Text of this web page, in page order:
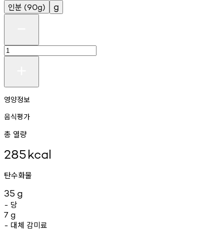
인분 (90g) g
영양정보
음식평가
총 열량
285kcal
탄수화물
35 g
- 당
7 g
- 대체 감미료